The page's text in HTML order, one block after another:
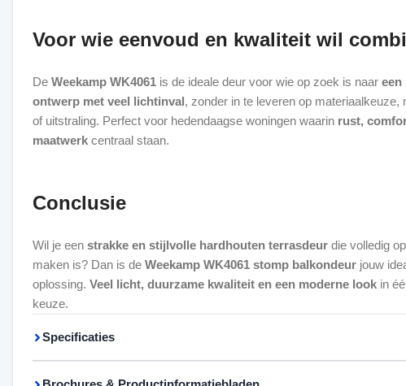
Voor wie eenvoud en kwaliteit wil
De Weekamp WK4061 is de ideale deur voor wie op zoek is naar een
ontwerp met veel lichtinval, zonder in te leveren op materiaalkeuze,
of uitstraling. Perfect voor hedendaagse woningen waarin rust,
maatwerk centraal staan.
Conclusie
Wil je een strakke en stijlvolle hardhouten terrasdeur die volledig
maken is? Dan is de Weekamp WK4061 stomp balkondeur jouw
oplossing. Veel licht, duurzame kwaliteit en een moderne look in
keuze.
Specificaties